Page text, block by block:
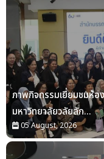
ภาพกิจกรรมเยี่ยมชมห้อ
มหาวิทยาลัยวลัยลัก...
05 August, 2026